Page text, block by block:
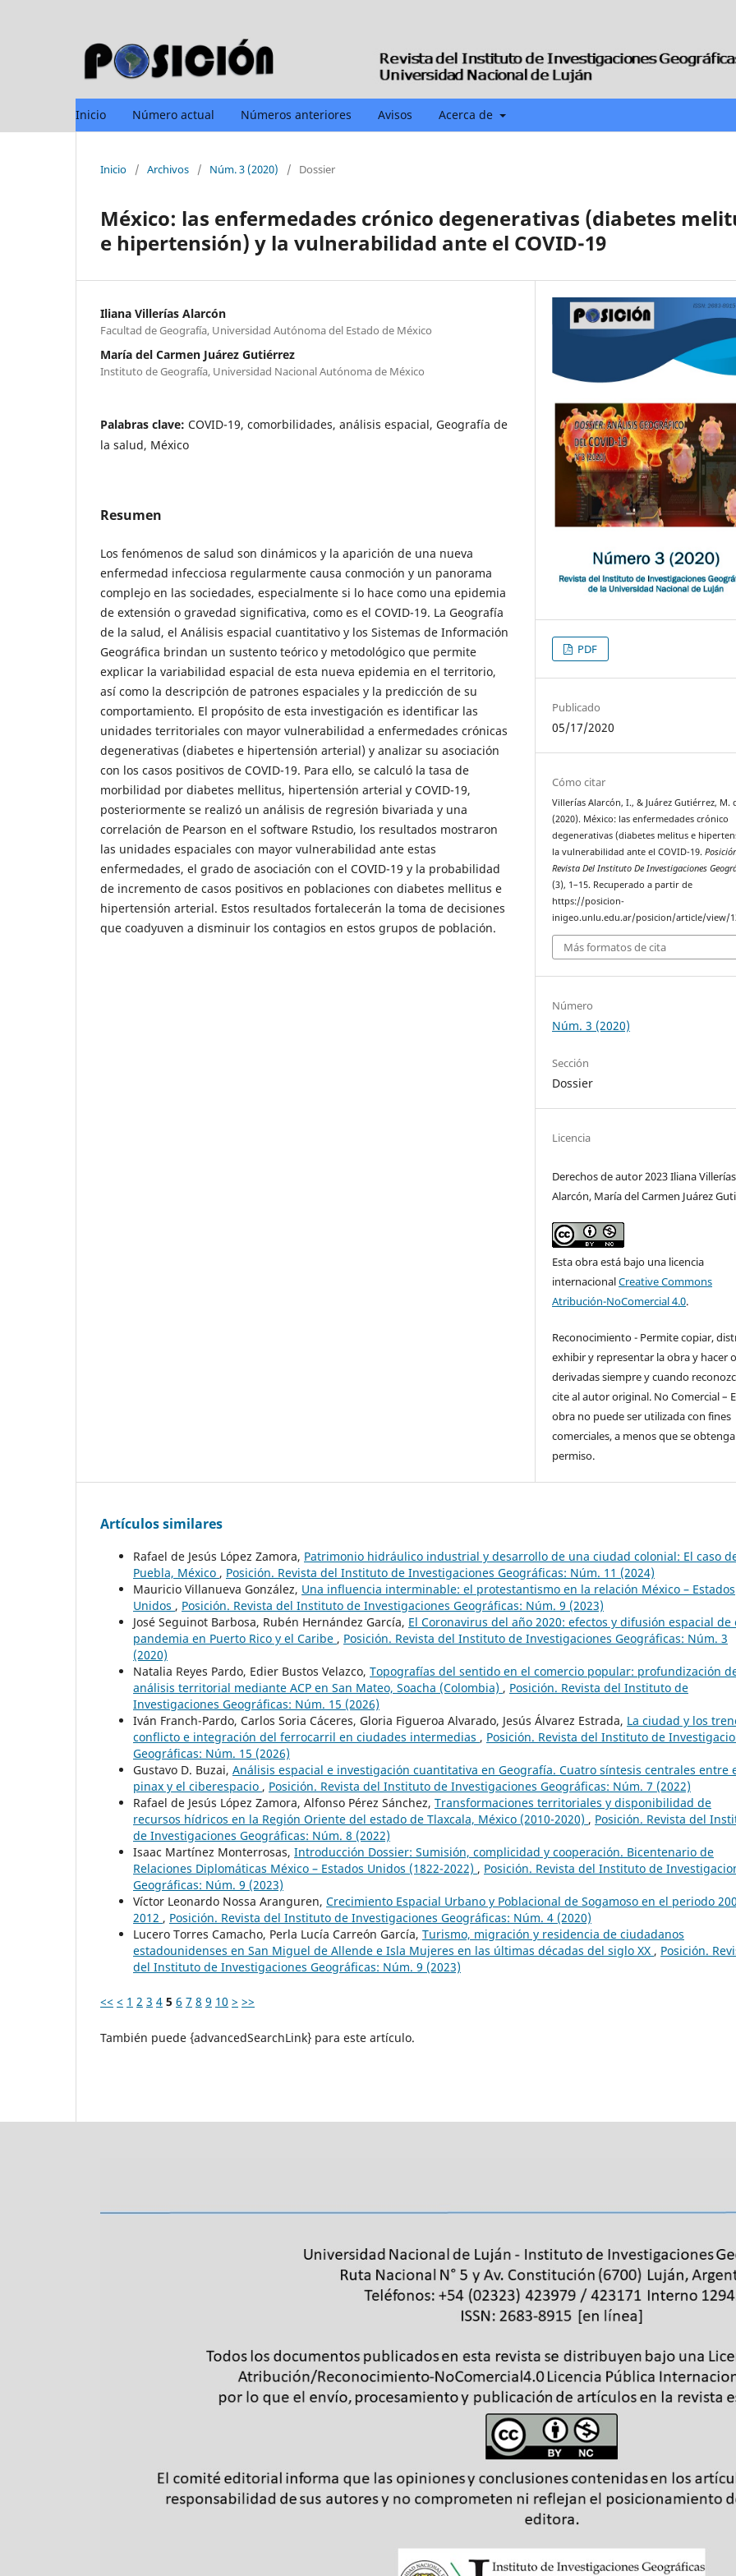
Inicio Número actual Números anteriores Avisos Acerca de
Inicio / Archivos / Núm. 3 (2020) / Dossier
México: las enfermedades crónico degenerativas (diabetes
e hipertensión) y la vulnerabilidad ante el COVID-19
Iliana Villerías Alarcón
Facultad de Geografía, Universidad Autónoma del Estado de México
María del Carmen Juárez Gutiérrez
Instituto de Geografía, Universidad Nacional Autónoma de México
Palabras clave: COVID-19, comorbilidades, análisis espacial, Geografía de
la salud, México
Resumen
Los fenómenos de salud son dinámicos y la aparición de una nueva
enfermedad infecciosa regularmente causa conmoción y un panorama
complejo en las sociedades, especialmente si lo hace como una epidemia
de extensión o gravedad significativa, como es el COVID-19. La Geografía
de la salud, el Análisis espacial cuantitativo y los Sistemas de Información
Geográfica brindan un sustento teórico y metodológico que permite
explicar la variabilidad espacial de esta nueva epidemia en el territorio,
así como la descripción de patrones espaciales y la predicción de su
comportamiento. El propósito de esta investigación es identificar las
unidades territoriales con mayor vulnerabilidad a enfermedades crónicas
degenerativas (diabetes e hipertensión arterial) y analizar su asociación
con los casos positivos de COVID-19. Para ello, se calculó la tasa de
morbilidad por diabetes mellitus, hipertensión arterial y COVID-19,
posteriormente se realizó un análisis de regresión bivariada y una
correlación de Pearson en el software Rstudio, los resultados mostraron
las unidades espaciales con mayor vulnerabilidad ante estas
enfermedades, el grado de asociación con el COVID-19 y la probabilidad
de incremento de casos positivos en poblaciones con diabetes mellitus e
hipertensión arterial. Estos resultados fortalecerán la toma de decisiones
que coadyuven a disminuir los contagios en estos grupos de población.
PDF
Publicado
05/17/2020
Cómo citar
Villerías Alarcón, I., & Juárez Gutiérrez, M.
(2020). México: las enfermedades crónico
degenerativas (diabetes melitus e
la vulnerabilidad ante el COVID-19.
Revista Del Instituto De Investigaciones
(3), 1–15. Recuperado a partir de
https://posicion-
inigeo.unlu.edu.ar/posicion/article/view/
Más formatos de cita
Número
Núm. 3 (2020)
Sección
Dossier
Licencia
Derechos de autor 2023 Iliana Villerías
Alarcón, María del Carmen Juárez
Esta obra está bajo una licencia
internacionalCreative Commons
Atribución-NoComercial 4.0.
Reconocimiento - Permite copiar,
exhibir y representar la obra y hacer
derivadas siempre y cuando
cite al autor original. No Comercial –
obra no puede ser utilizada con fines
comerciales, a menos que se
permiso.
Artículos similares
Rafael de Jesús López Zamora, Patrimonio hidráulico industrial y desarrollo de una ciudad colonial: El caso
Puebla, México , Posición. Revista del Instituto de Investigaciones Geográficas: Núm. 11 (2024)
Mauricio Villanueva González, Una influencia interminable: el protestantismo en la relación México – Estados
Unidos , Posición. Revista del Instituto de Investigaciones Geográficas: Núm. 9 (2023)
José Seguinot Barbosa, Rubén Hernández García, El Coronavirus del año 2020: efectos y difusión espacial de
pandemia en Puerto Rico y el Caribe , Posición. Revista del Instituto de Investigaciones Geográficas: Núm. 3
(2020)
Natalia Reyes Pardo, Edier Bustos Velazco, Topografías del sentido en el comercio popular: profundización
análisis territorial mediante ACP en San Mateo, Soacha (Colombia) , Posición. Revista del Instituto de
Investigaciones Geográficas: Núm. 15 (2026)
Iván Franch-Pardo, Carlos Soria Cáceres, Gloria Figueroa Alvarado, Jesús Álvarez Estrada, La ciudad y los
conflicto e integración del ferrocarril en ciudades intermedias , Posición. Revista del Instituto de
Geográficas: Núm. 15 (2026)
Gustavo D. Buzai, Análisis espacial e investigación cuantitativa en Geografía. Cuatro síntesis centrales entre
pinax y el ciberespacio , Posición. Revista del Instituto de Investigaciones Geográficas: Núm. 7 (2022)
Rafael de Jesús López Zamora, Alfonso Pérez Sánchez, Transformaciones territoriales y disponibilidad de
recursos hídricos en la Región Oriente del estado de Tlaxcala, México (2010-2020) , Posición. Revista del
de Investigaciones Geográficas: Núm. 8 (2022)
Isaac Martínez Monterrosas, Introducción Dossier: Sumisión, complicidad y cooperación. Bicentenario de
Relaciones Diplomáticas México – Estados Unidos (1822-2022) , Posición. Revista del Instituto de
Geográficas: Núm. 9 (2023)
Víctor Leonardo Nossa Aranguren, Crecimiento Espacial Urbano y Poblacional de Sogamoso en el periodo
2012 , Posición. Revista del Instituto de Investigaciones Geográficas: Núm. 4 (2020)
Lucero Torres Camacho, Perla Lucía Carreón García, Turismo, migración y residencia de ciudadanos
estadounidenses en San Miguel de Allende e Isla Mujeres en las últimas décadas del siglo XX , Posición.
del Instituto de Investigaciones Geográficas: Núm. 9 (2023)
<< < 1 2 3 4 5 6 7 8 9 10 > >>
También puede {advancedSearchLink} para este artículo.